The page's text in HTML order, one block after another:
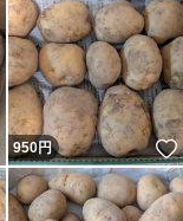
いいね！
950円